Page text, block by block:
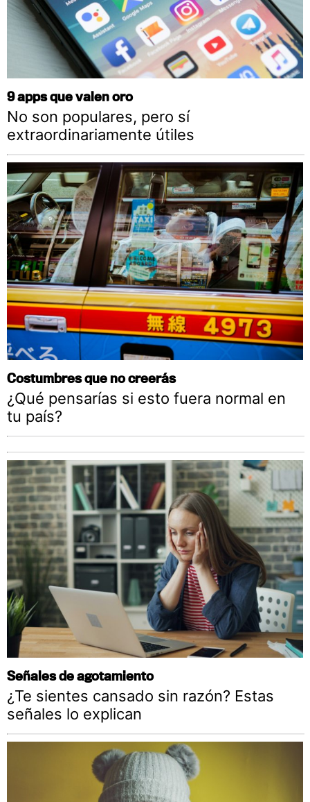
9 apps que valen oro
No son populares, pero sí
extraordinariamente útiles
Costumbres que no creerás
¿Qué pensarías si esto fuera normal en
tu país?
Señales de agotamiento
¿Te sientes cansado sin razón? Estas
señales lo explican